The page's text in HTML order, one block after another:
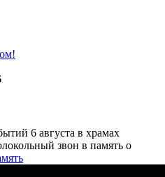
6 августа в храмах
звон в память о